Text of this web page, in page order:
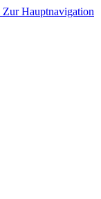
Zur Hauptnavigation